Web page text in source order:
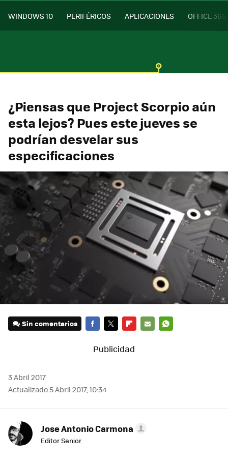
WINDOWS 10 PERIFÉRICOS APLICACIONES OFFICE 365
¿Piensas que Project Scorpio aún
esta lejos? Pues este jueves se
podrían desvelar sus
especificaciones
Sin comentarios
3 Abril 2017
Actualizado 5 Abril 2017, 10:34
Jose Antonio Carmona
Editor Senior